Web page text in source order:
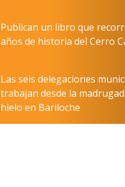
Publican un libro que
años de historia del Cerro
Las seis delegaciones
trabajan desde la
hielo en Bariloche